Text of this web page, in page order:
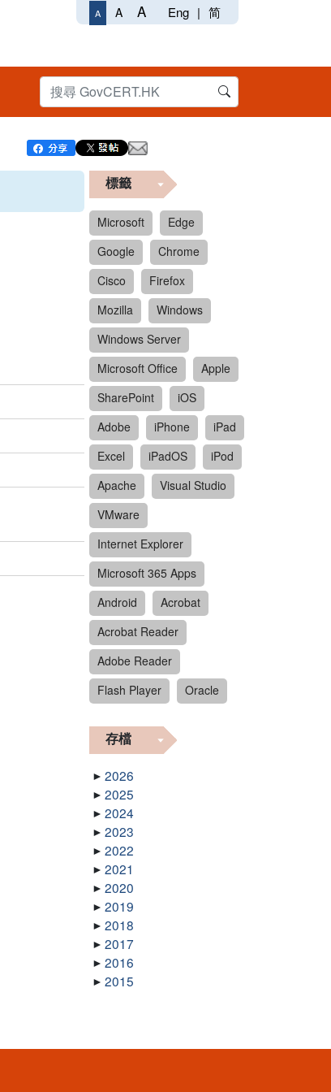
A A A Eng | 简
標籤
Microsoft
Edge
Google
Chrome
Cisco
Firefox
Mozilla
Windows
Windows Server
Microsoft Office
Apple
SharePoint
iOS
Adobe
iPhone
iPad
Excel
iPadOS
iPod
Apache
Visual Studio
VMware
Internet Explorer
Microsoft 365 Apps
Android
Acrobat
Acrobat Reader
Adobe Reader
Flash Player
Oracle
存檔
2026
2025
2024
2023
2022
2021
2020
2019
2018
2017
2016
2015